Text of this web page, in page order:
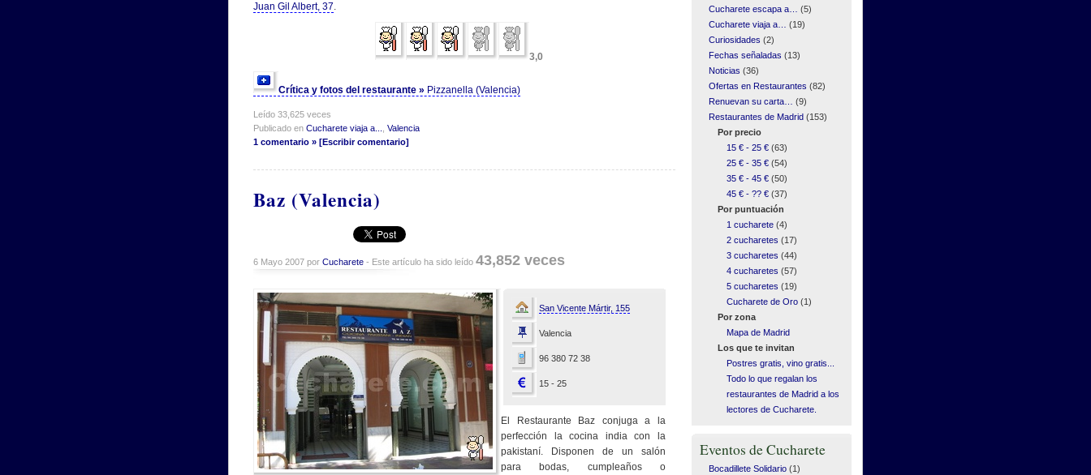
Juan Gil Albert, 37.
3,0
Crítica y fotos del restaurante » Pizzanella (Valencia)
Leído 33,625 veces
Publicado en Cucharete viaja a..., Valencia
1 comentario » [Escribir comentario]
Baz (Valencia)
6 Mayo 2007 por Cucharete - Este artículo ha sido leído 43,852 veces
San Vicente Mártir, 155
Valencia
96 380 72 38
15 - 25
El Restaurante Baz conjuga a la
perfección la cocina india con la
pakistaní. Disponen de un salón
para bodas, cumpleaños o
Cucharete escapa a…
(5)
Cucharete viaja a…
(19)
Curiosidades (2)
Fechas señaladas (13)
Noticias (36)
Ofertas en Restaurantes (82)
Renuevan su carta…
(9)
Restaurantes de Madrid(153)
Por precio
15 € - 25 €(63)
25 € - 35 €(54)
35 € - 45 €(50)
45 € - ?? €(37)
Por puntuación
1 cucharete(4)
2 cucharetes (17)
3 cucharetes (44)
4 cucharetes (57)
5 cucharetes (19)
Cucharete de Oro(1)
Por zona
Mapa de Madrid
Los que te invitan
Postres gratis, vino gratis...
Todo lo que regalan los
restaurantes de Madrid a los
lectores de Cucharete.
Eventos de Cucharete
Bocadillete Solidario(1)